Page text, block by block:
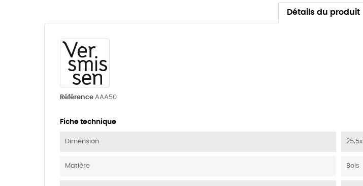
Détails du produit
Référence AAA50
Fiche technique
Dimension
Matière Bois